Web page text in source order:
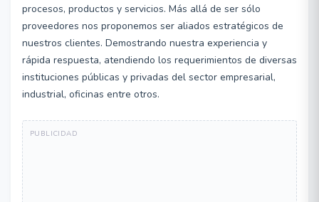
procesos, productos y servicios. Más allá de ser sólo
proveedores nos proponemos ser aliados estratégicos de
nuestros clientes. Demostrando nuestra experiencia y
rápida respuesta, atendiendo los requerimientos de diversas
instituciones públicas y privadas del sector empresarial,
industrial, oficinas entre otros.